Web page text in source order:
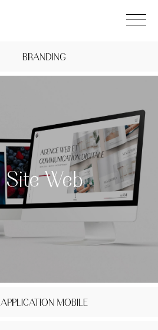
BRANDING
Site Web
APPLICATION MOBILE